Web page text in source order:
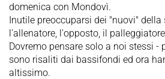
domenica con Mondovì.
Inutile preoccuparsi dei "nuovi" della
l'allenatore, l'opposto, il
Dovremo pensare solo a noi stessi -
sono risaliti dai bassifondi ed ora
altissimo.